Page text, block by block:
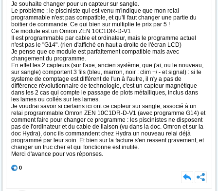
Je souhaite changer pour un capteur sur sangle.
Le problème : le pisciniste qui est venu m'indique que mon relai
programmable n'est pas compatible, et qu'il faut changer une partie du
boitier de commande. Ce qui bien sur multiplie le prix par 5 !
Ce module est un Omron ZEN 10C1DR-D-V1
Il est programmable par cable et ordinateur, mais le programme actuel
n'est pas le "G14". (rien d'affiché en haut a droite de l'écran LCD)
Je pense que ce module est parfaitement compatible mais avec
changement du programme.
En effet les 2 capteurs (sur l'axe, ancien système, que j'ai, ou le nouveau,
sur sangle) comportent 3 fils (bleu, marron, noir : clim +/ - et signal) : si le
systeme de comptage est différent de l'un à l'autre, il n'y a pas de
différence révolutionnaire de technologie, c'est un capteur magnétique
dans les 2 cas qui compte le passage de plots métalliques, inclus dans
les lames ou collés sur les lames.
Je voudrai savoir si certains ici ont ce capteur sur sangle, associé à un
relai programmable Omron ZEN 10C1DR-D-V1 (avec programme G14) et
comment faire pour changer ce programme : les piscinistes ne disposent
pas de l'ordinateur et du cable de liaison (vu dans la doc. Omron et sur la
doc Hydra), donc ils commandent chez Hydra un nouveau relai déjà
programmé par leur soin. Et bien sur la facture s'en ressent gravement, et
changer un truc cher et qui fonctionne est inutile.
Merci d'avance pour vos réponses.
0